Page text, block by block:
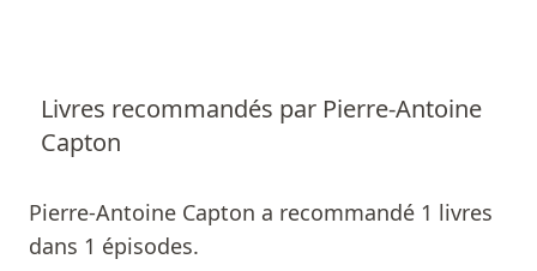
Livres recommandés par Pierre-Antoine
Capton
Pierre-Antoine Capton a recommandé 1 livres
dans 1 épisodes.
Personnes
Livres